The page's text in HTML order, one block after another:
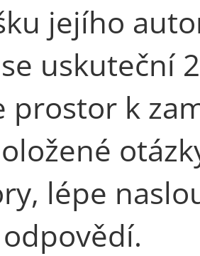
jejího
uskuteční
prostor k
lépe